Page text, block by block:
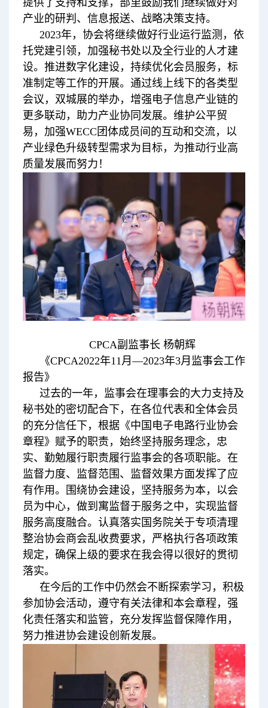
产业的研判、信息报送、战略决策支持。
2023年，协会将继续做好行业运行监测，依
托党建引领，加强秘书处以及全行业的人才建
设。推进数字化建设，持续优化会员服务，标
准制定等工作的开展。通过线上线下的各类型
会议，双城展的举办，增强电子信息产业链的
更多联动，助力产业协同发展。维护公平贸
易，加强WECC团体成员间的互动和交流，以
产业绿色升级转型需求为目标，为推动行业高
质量发展而努力！
CPCA副监事长 杨朝辉
《CPCA2022年11月—2023年3月监事会工作
报告》
过去的一年，监事会在理事会的大力支持及
秘书处的密切配合下，在各位代表和全体会员
的充分信任下，根据《中国电子电路行业协会
章程》赋予的职责，始终坚持服务理念，忠
实、勤勉履行职责履行监事会的各项职能。在
监督力度、监督范围、监督效果方面发挥了应
有作用。围绕协会建设，坚持服务为本，以会
员为中心，做到寓监督于服务之中，实现监督
服务高度融合。认真落实国务院关于专项清理
整治协会商会乱收费要求，严格执行各项政策
规定，确保上级的要求在我会得以很好的贯彻
落实。
在今后的工作中仍然会不断探索学习，积极
参加协会活动，遵守有关法律和本会章程，强
化责任落实和监管，充分发挥监督保障作用，
努力推进协会建设创新发展。